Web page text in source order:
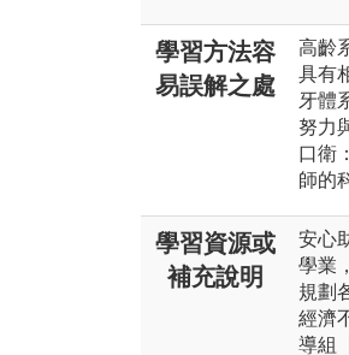
學習方法容
易誤解之處
高齡
具有
牙體
努力
口衛
師的
學習資源或
補充說明
安心
學業
規劃
經濟
導組